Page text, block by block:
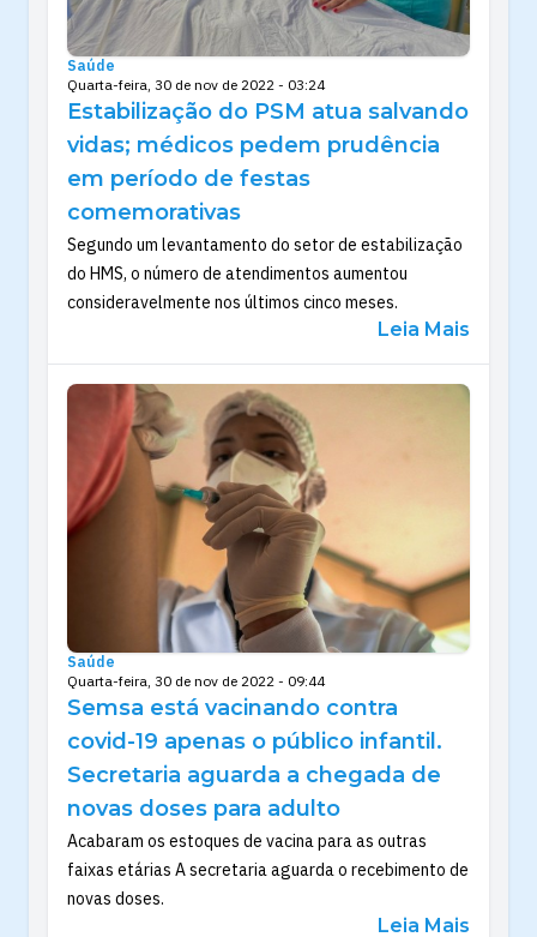
Saúde
Quarta-feira, 30 de nov de 2022 - 03:24
Estabilização do PSM atua salvando
vidas; médicos pedem prudência
em período de festas
comemorativas
Segundo um levantamento do setor de estabilização
do HMS, o número de atendimentos aumentou
consideravelmente nos últimos cinco meses.
Leia Mais
Saúde
Quarta-feira, 30 de nov de 2022 - 09:44
Semsa está vacinando contra
covid-19 apenas o público infantil.
Secretaria aguarda a chegada de
novas doses para adulto
Acabaram os estoques de vacina para as outras
faixas etárias A secretaria aguarda o recebimento de
novas doses.
Leia Mais